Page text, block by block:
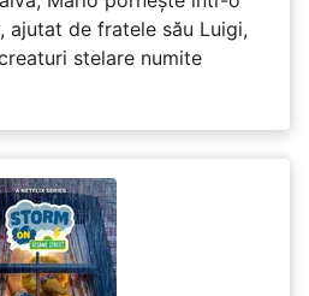
ajutat de fratele său Luigi,
stelare numite